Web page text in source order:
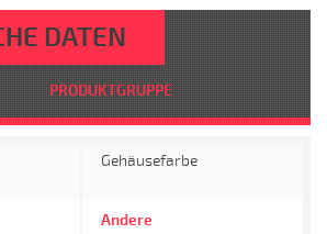
DATEN
PRODUKTGRUPPE
Gehäusefarbe
Andere